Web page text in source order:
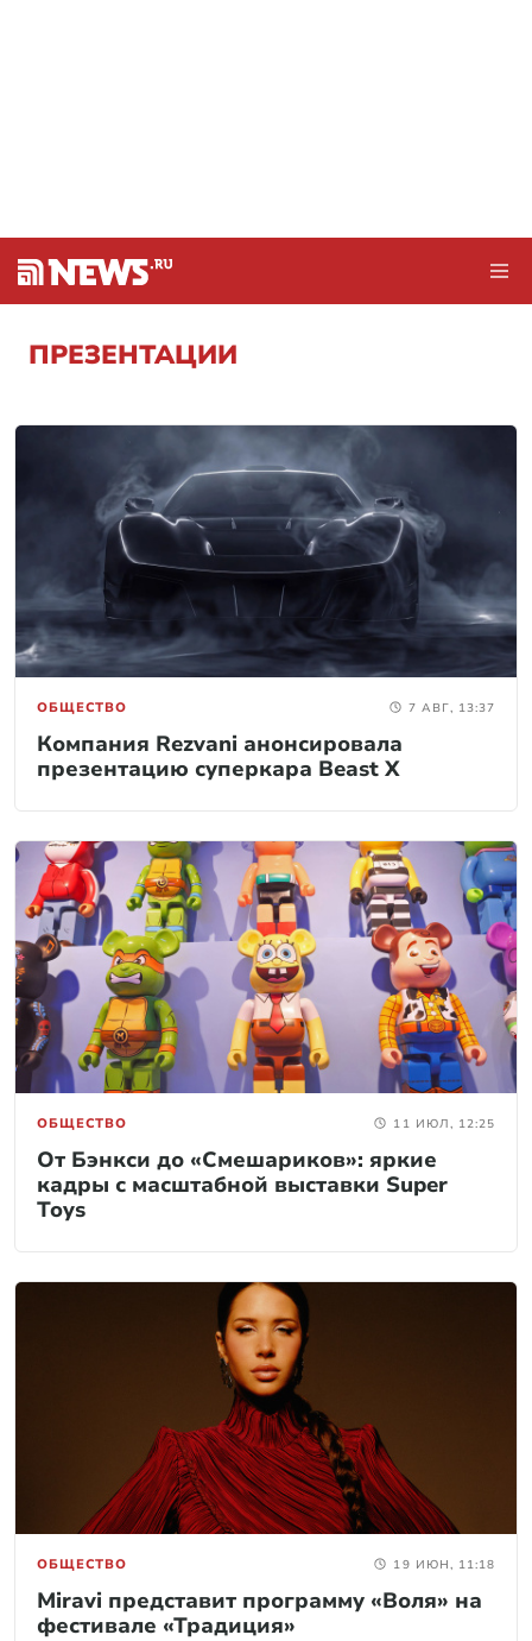
ПРЕЗЕНТАЦИИ
ОБЩЕСТВО 7 АВГ, 13:37
Компания Rezvani анонсировала
презентацию суперкара Beast X
ОБЩЕСТВО 11 ИЮЛ, 12:25
От Бэнкси до «Смешариков»: яркие
кадры с масштабной выставки Super
Toys
ОБЩЕСТВО 19 ИЮН, 11:18
Miravi представит программу «Воля» на
фестивале «Традиция»